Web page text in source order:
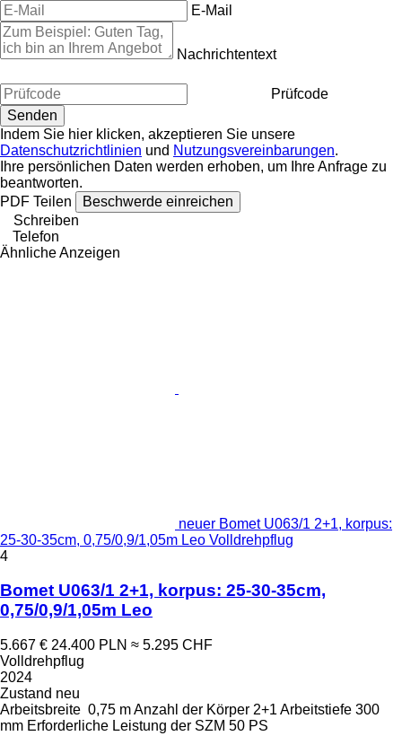
E-Mail
Nachrichtentext
Prüfcode
Indem Sie hier klicken, akzeptieren Sie unsere
Datenschutzrichtlinien und Nutzungsvereinbarungen.
Ihre persönlichen Daten werden erhoben, um Ihre Anfrage zu
beantworten.
PDF Teilen
Beschwerde einreichen
Schreiben
Telefon
Ähnliche Anzeigen
neuer Bomet U063/1 2+1, korpus:
25-30-35cm, 0,75/0,9/1,05m Leo Volldrehpflug
4
Bomet U063/1 2+1, korpus: 25-30-35cm,
0,75/0,9/1,05m Leo
5.667 € 24.400 PLN ≈ 5.295 CHF
Volldrehpflug
2024
Zustand neu
Arbeitsbreite 0,75 mAnzahl der Körper 2+1 Arbeitstiefe 300
mm Erforderliche Leistung der SZM 50 PS